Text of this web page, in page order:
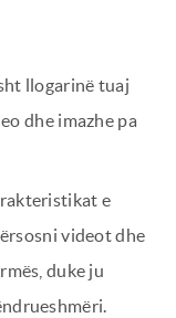
llogarinë tuaj
dhe imazhe pa
e
videot dhe
duke ju